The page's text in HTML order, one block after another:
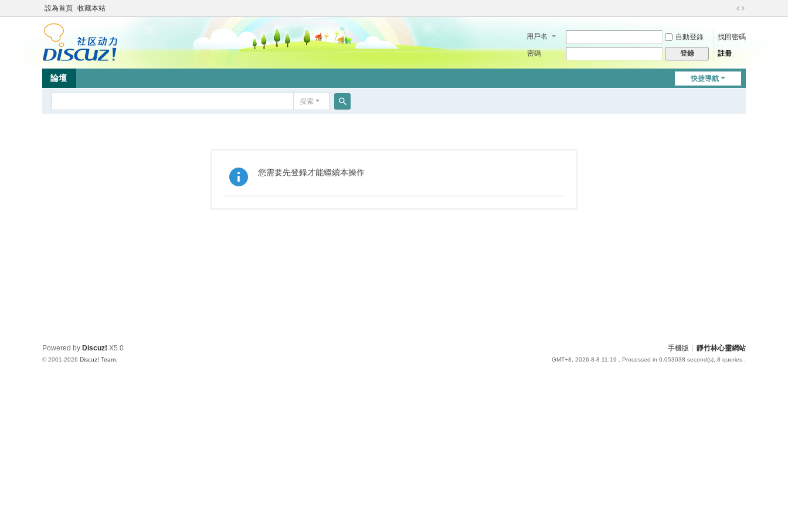
設為首頁 收藏本站
切
到
用戶名 自動登錄
找回密碼
密碼
登錄 註冊
快捷導航
論壇
搜索
您需要先登錄才能繼續本操作
手機版 靜竹林心靈網站
GMT+8, 2026-8-8 11:19 , Processed in 0.053038 second(s), 8 queries .
Powered by Discuz! X5.0
© 2001-2026 Discuz! Team